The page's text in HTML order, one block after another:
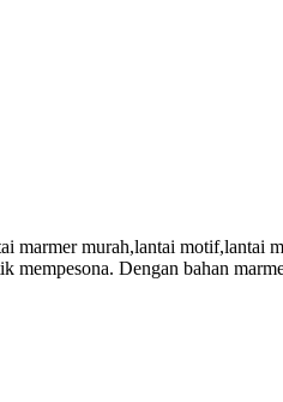
marmer murah,lantai motif,lantai
mempesona. Dengan bahan